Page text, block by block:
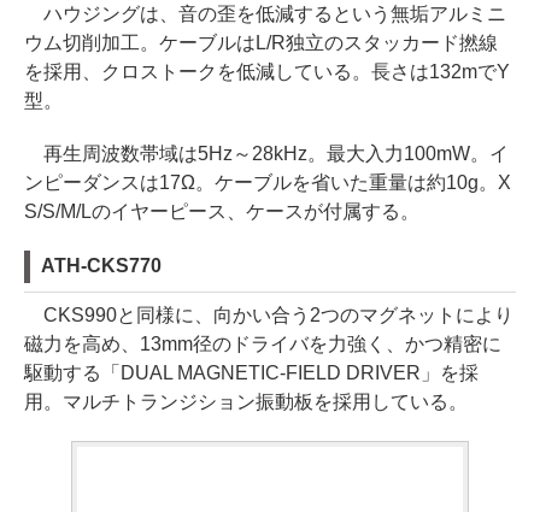
ハウジングは、音の歪を低減するという無垢アルミニ
ウム切削加工。ケーブルはL/R独立のスタッカード撚線
を採用、クロストークを低減している。長さは132mでY
型。
再生周波数帯域は5Hz～28kHz。最大入力100mW。イ
ンピーダンスは17Ω。ケーブルを省いた重量は約10g。X
S/S/M/Lのイヤーピース、ケースが付属する。
ATH-CKS770
CKS990と同様に、向かい合う2つのマグネットにより
磁力を高め、13mm径のドライバを力強く、かつ精密に
駆動する「DUAL MAGNETIC-FIELD DRIVER」を採
用。マルチトランジション振動板を採用している。